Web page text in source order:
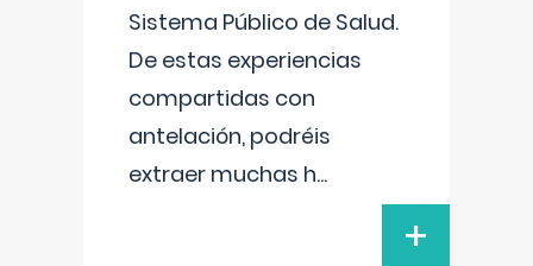
Sistema Público de Salud.
De estas experiencias
compartidas con
antelación, podréis
extraer muchas h...
+